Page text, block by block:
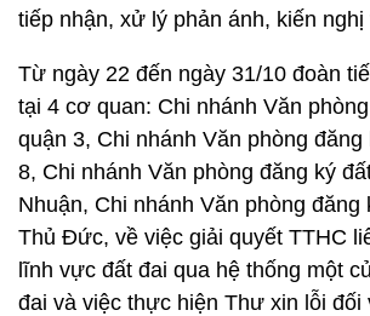
tiếp nhận, xử lý phản ánh, kiến nghị
Từ ngày 22 đến ngày 31/10 đoàn
tại 4 cơ quan: Chi nhánh Văn
quận 3, Chi nhánh Văn phòng đăng
8, Chi nhánh Văn phòng đăng ký
Nhuận, Chi nhánh Văn phòng đăng
Thủ Đức, về việc giải quyết TTHC
lĩnh vực đất đai qua hệ thống một
đai và việc thực hiện Thư xin lỗi đối